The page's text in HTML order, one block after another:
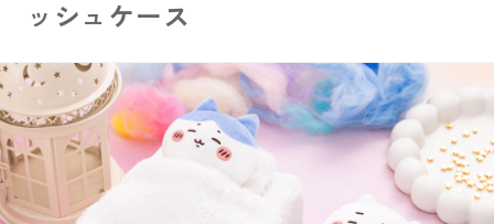
お問い合わせ
PRIZE 公式 X
ッシュケース